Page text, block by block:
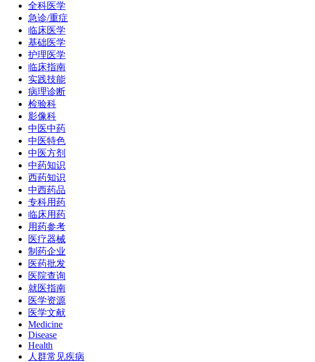
全科医学
急诊/重症
临床医学
基础医学
护理医学
临床指南
实践技能
病理诊断
检验科
影像科
中医中药
中医特色
中医方剂
中药知识
西药知识
中西药品
专科用药
临床用药
用药参考
医疗器械
制药企业
医药批发
医院查询
就医指南
医学资源
医学文献
Medicine
Disease
Health
人群常见疾病